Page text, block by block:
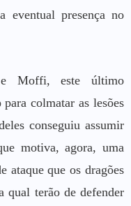
eventual presença no
e Moffi, este último
colmatar as lesões
conseguiu assumir
motiva, agora, uma
ataque que os dragões
qual terão de defender